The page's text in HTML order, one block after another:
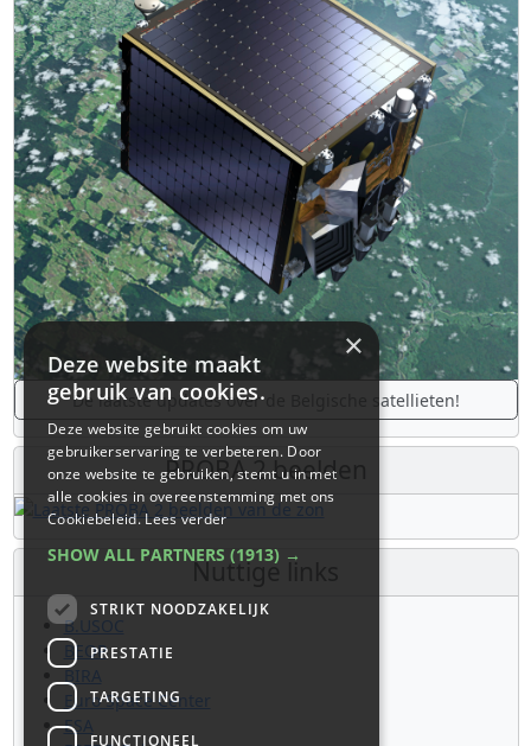
De laatste updates over de Belgische satellieten!
PROBA 2 beelden
Nuttige links
B.USOC
BEOP
BIRA
Euro Space Center
ESA
×
Deze website maakt
gebruik van cookies.
Deze website gebruikt cookies om uw
gebruikerservaring te verbeteren. Door
onze website te gebruiken, stemt u in met
alle cookies in overeenstemming met ons
Cookiebeleid.Lees verder
SHOW ALL PARTNERS (1913) →
STRIKT NOODZAKELIJK
PRESTATIE
TARGETING
FUNCTIONEEL